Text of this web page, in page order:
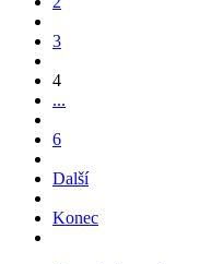
3
4
...
6
Další
Konec